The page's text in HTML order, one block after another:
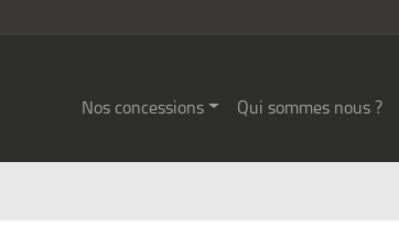
Nos concessions Qui sommes nous ?